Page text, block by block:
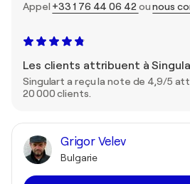
Appel +33 1 76 44 06 42 ounous
Les clients attribuent à
Singulart a reçu la note de 4,9/5
20 000 clients.
Grigor Velev
Bulgarie